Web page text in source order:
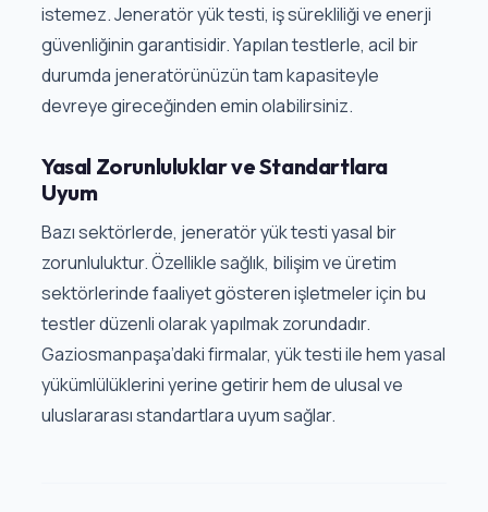
istemez. Jeneratör yük testi, iş sürekliliği ve enerji
güvenliğinin garantisidir. Yapılan testlerle, acil bir
durumda jeneratörünüzün tam kapasiteyle
devreye gireceğinden emin olabilirsiniz.
Yasal Zorunluluklar ve Standartlara
Uyum
Bazı sektörlerde, jeneratör yük testi yasal bir
zorunluluktur. Özellikle sağlık, bilişim ve üretim
sektörlerinde faaliyet gösteren işletmeler için bu
testler düzenli olarak yapılmak zorundadır.
Gaziosmanpaşa’daki firmalar, yük testi ile hem yasal
yükümlülüklerini yerine getirir hem de ulusal ve
uluslararası standartlara uyum sağlar.